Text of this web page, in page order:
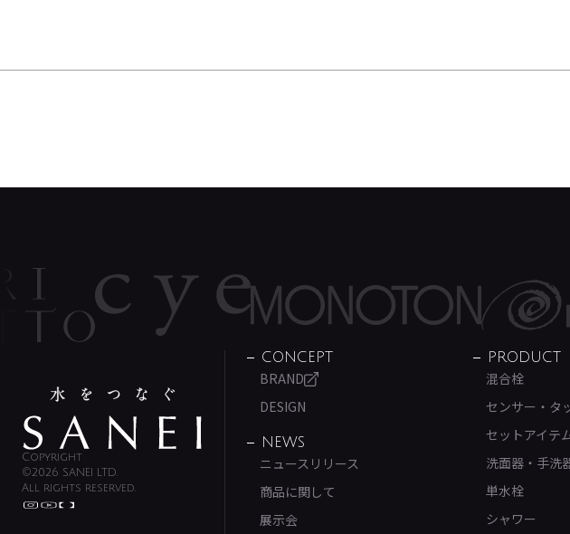
Copyright
©2026 SANEI LTD.
All rights reserved.
CONCEPT
BRAND
DESIGN
NEWS
ニュースリリース
商品に関して
展示会
PRODUCT
混合栓
センサー・タ
セットアイテ
洗面器・手洗
単水栓
シャワー